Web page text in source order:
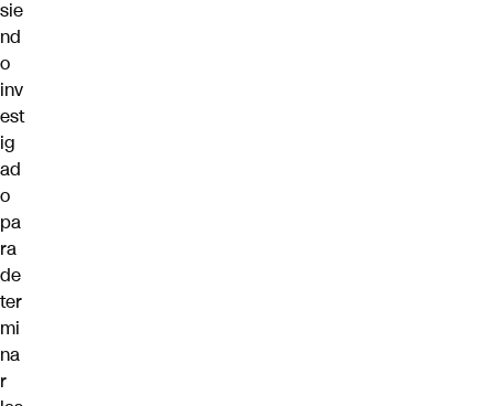
sie
nd
o
inv
est
ig
ad
o
pa
ra
de
ter
mi
na
r